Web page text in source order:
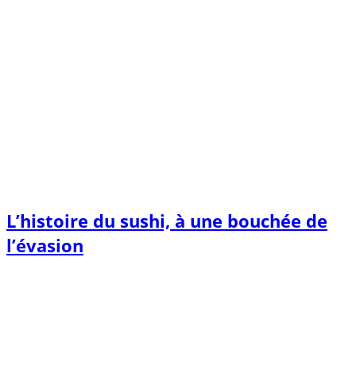
L’histoire du sushi, à une bouchée de
l’évasion